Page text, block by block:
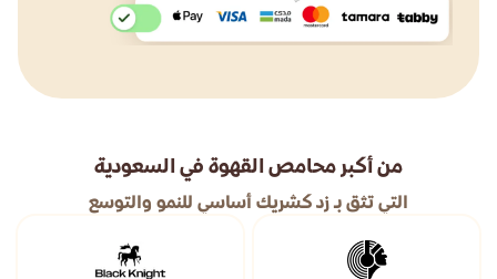
من أكبر محامص القهوة في السعودية
التي تثق بـ زد كشريك أساسي للنمو والتوسع